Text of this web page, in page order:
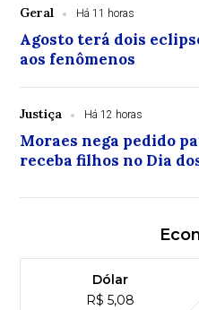
Geral Há 11 horas
Agosto terá dois
aos fenômenos
Justiça Há 12 horas
Moraes nega pedido
receba filhos no Dia
Dólar
R$ 5,08